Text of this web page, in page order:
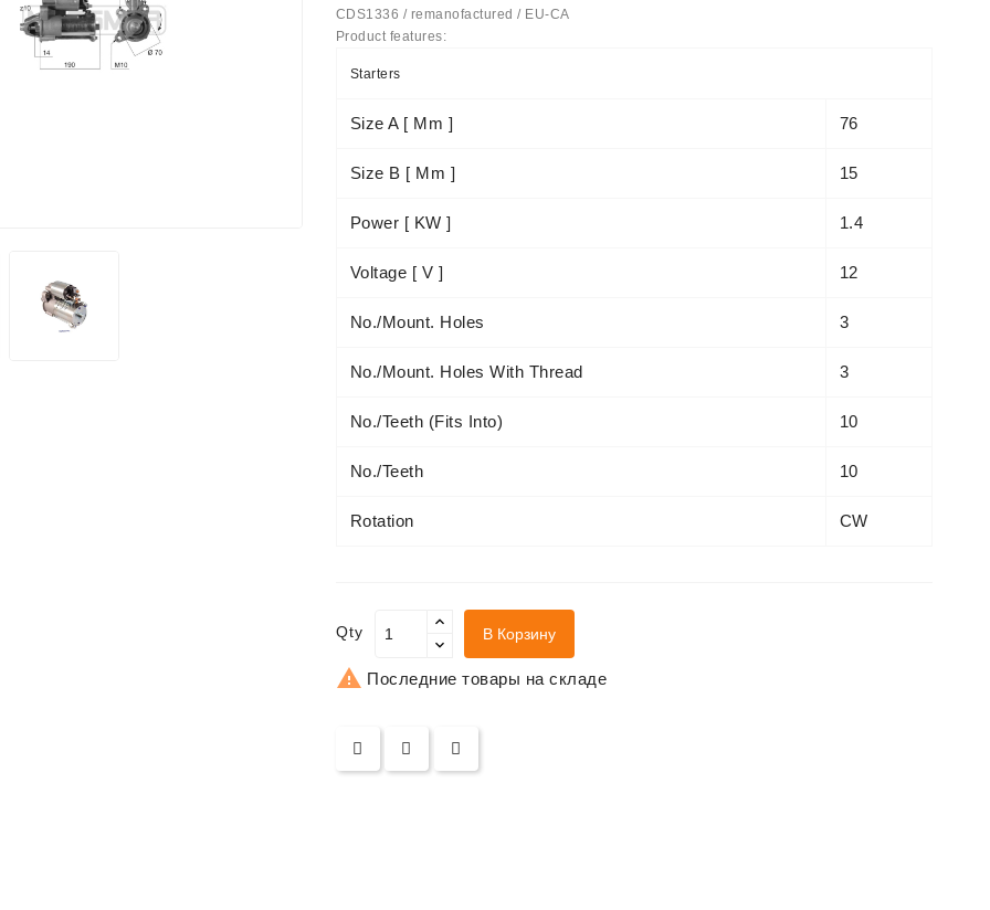
CDS1336 / remanofactured / EU-CA
Product features:
Starters
Size A [ Mm ] 76
Size B [ Mm ] 15
Power [ KW ] 1.4
Voltage [ V ] 12
No./mount. Holes 3
No./mount. Holes With Thread 3
No./teeth (fits Into) 10
No./teeth 10
Rotation CW
Qty В Корзину
 Последние товары на складе